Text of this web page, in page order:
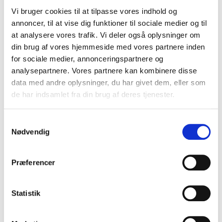
Vi bruger cookies til at tilpasse vores indhold og
annoncer, til at vise dig funktioner til sociale medier og til
at analysere vores trafik. Vi deler også oplysninger om
din brug af vores hjemmeside med vores partnere inden
for sociale medier, annonceringspartnere og
analysepartnere. Vores partnere kan kombinere disse
data med andre oplysninger, du har givet dem, eller som
de har indsamlet fra din brug af deres tjenester.
Nødvendig
Præferencer
Statistik
Oplev hele Vestsjællands historie med vores MVE-